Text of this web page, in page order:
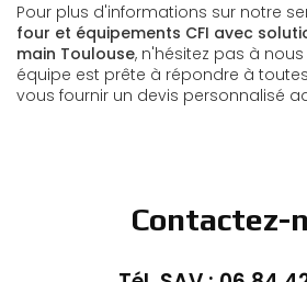
Pour plus d'informations sur notre
four et équipements CFI avec
main Toulouse, n'hésitez pas à
équipe est prête à répondre à
vous fournir un devis personnalisé
Contactez-